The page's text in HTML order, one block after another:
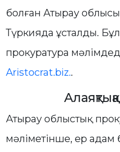
болған Атырау
Түркияда ұсталды.
прокуратура
Aristocrat.biz..
Атырау облыстық
мәліметінше, ер адам